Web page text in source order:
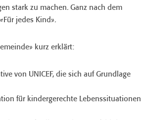
stark zu machen. Ganz nach dem
jedes Kind».
kurz erklärt:
von UNICEF, die sich auf Grundlage
für kindergerechte Lebenssituationen